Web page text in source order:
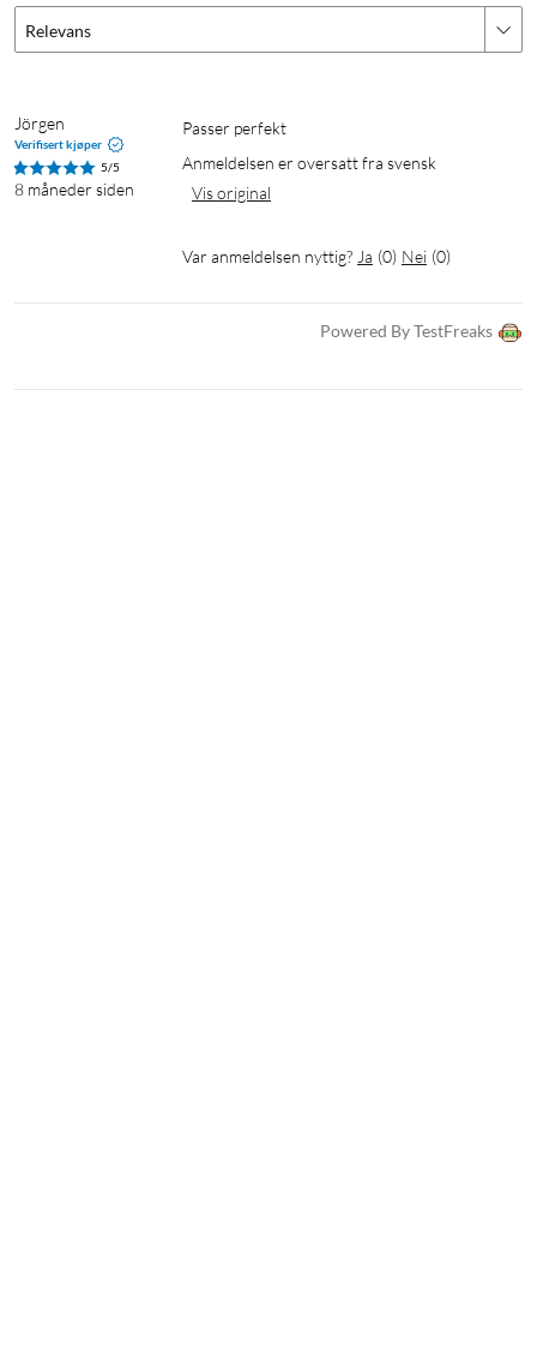
Relevans
Jörgen
Verifisert kjøper
5/5
8 måneder siden
Passer perfekt
Anmeldelsen er oversatt fra svensk
Vis original
Var anmeldelsen nyttig? Ja (0) Nei (0)
Powered By TestFreaks